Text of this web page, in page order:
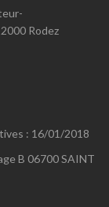
Rodez
: 16/01/2018
B 06700 SAINT